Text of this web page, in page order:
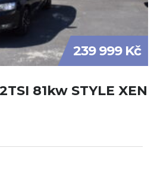
239 999 Kč
81kw STYLE XEN